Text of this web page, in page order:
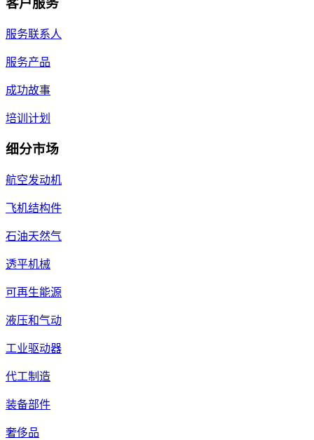
客户服务
服务联系人
服务产品
成功故事
培训计划
细分市场
航空发动机
飞机结构件
石油天然气
透平机械
可再生能源
液压和气动
工业驱动器
代工制造
装备部件
奢侈品